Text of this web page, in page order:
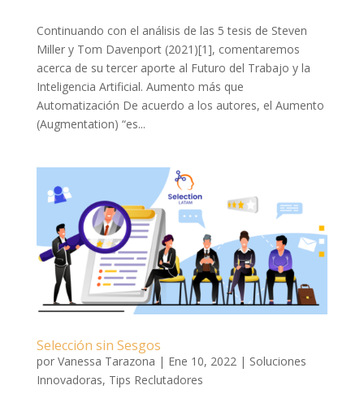
Continuando con el análisis de las 5 tesis de Steven
Miller y Tom Davenport (2021)[1], comentaremos
acerca de su tercer aporte al Futuro del Trabajo y la
Inteligencia Artificial. Aumento más que
Automatización De acuerdo a los autores, el Aumento
(Augmentation) “es...
Selección sin Sesgos
por Vanessa Tarazona | Ene 10, 2022| Soluciones
Innovadoras, Tips Reclutadores